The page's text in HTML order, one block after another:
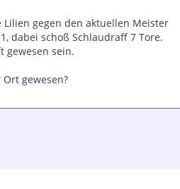
gegen den aktuellen Meister
dabei schoß Schlaudraff 7 Tore.
gewesen sein.
gewesen?